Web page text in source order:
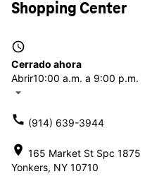
Shopping Center
access_time
Cerrado ahora
Abrir10:00 a.m. a 9:00 p.m.
arrow_drop_down
call (914) 639-3944
location_on 165 Market St Spc 1875
Yonkers, NY 10710